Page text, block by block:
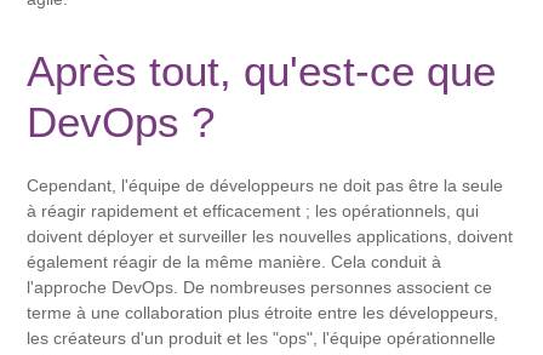
Après tout, qu'est-ce que
DevOps ?
Cependant, l'équipe de développeurs ne doit pas être la seule
à réagir rapidement et efficacement ; les opérationnels, qui
doivent déployer et surveiller les nouvelles applications, doivent
également réagir de la même manière. Cela conduit à
l'approche DevOps. De nombreuses personnes associent ce
terme à une collaboration plus étroite entre les développeurs,
les créateurs d'un produit et les "ops", l'équipe opérationnelle